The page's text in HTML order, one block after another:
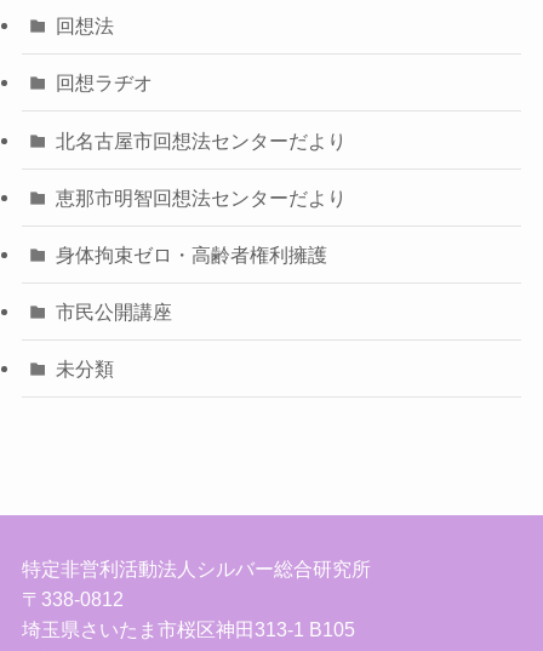
回想法
回想ラヂオ
北名古屋市回想法センターだより
恵那市明智回想法センターだより
身体拘束ゼロ・高齢者権利擁護
市民公開講座
未分類
特定非営利活動法人シルバー総合研究所
〒338-0812
埼玉県さいたま市桜区神田313-1 B105